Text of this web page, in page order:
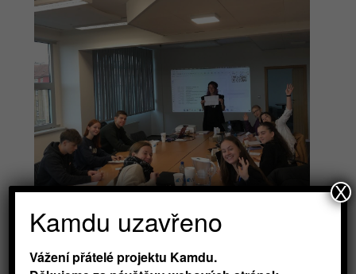
Kamdu uzavřeno
Vážení přátelé projektu Kamdu.
X